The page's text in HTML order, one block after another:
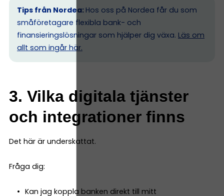
Tips från Nordea: Hos oss på Nordea får du som
småföretagare flexibla bank- och
finansieringslösningar som hjälper dig växa. Läs om
allt som ingår här.
3. Vilka digitala tjänster
och integrationer finns
Det här är underskattat.
Fråga dig:
Kan jag koppla banken direkt till mitt